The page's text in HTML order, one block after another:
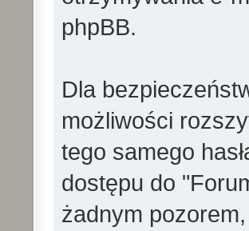
phpBB.
Dla
możliwości
tego samego
dostępu do
żadnym